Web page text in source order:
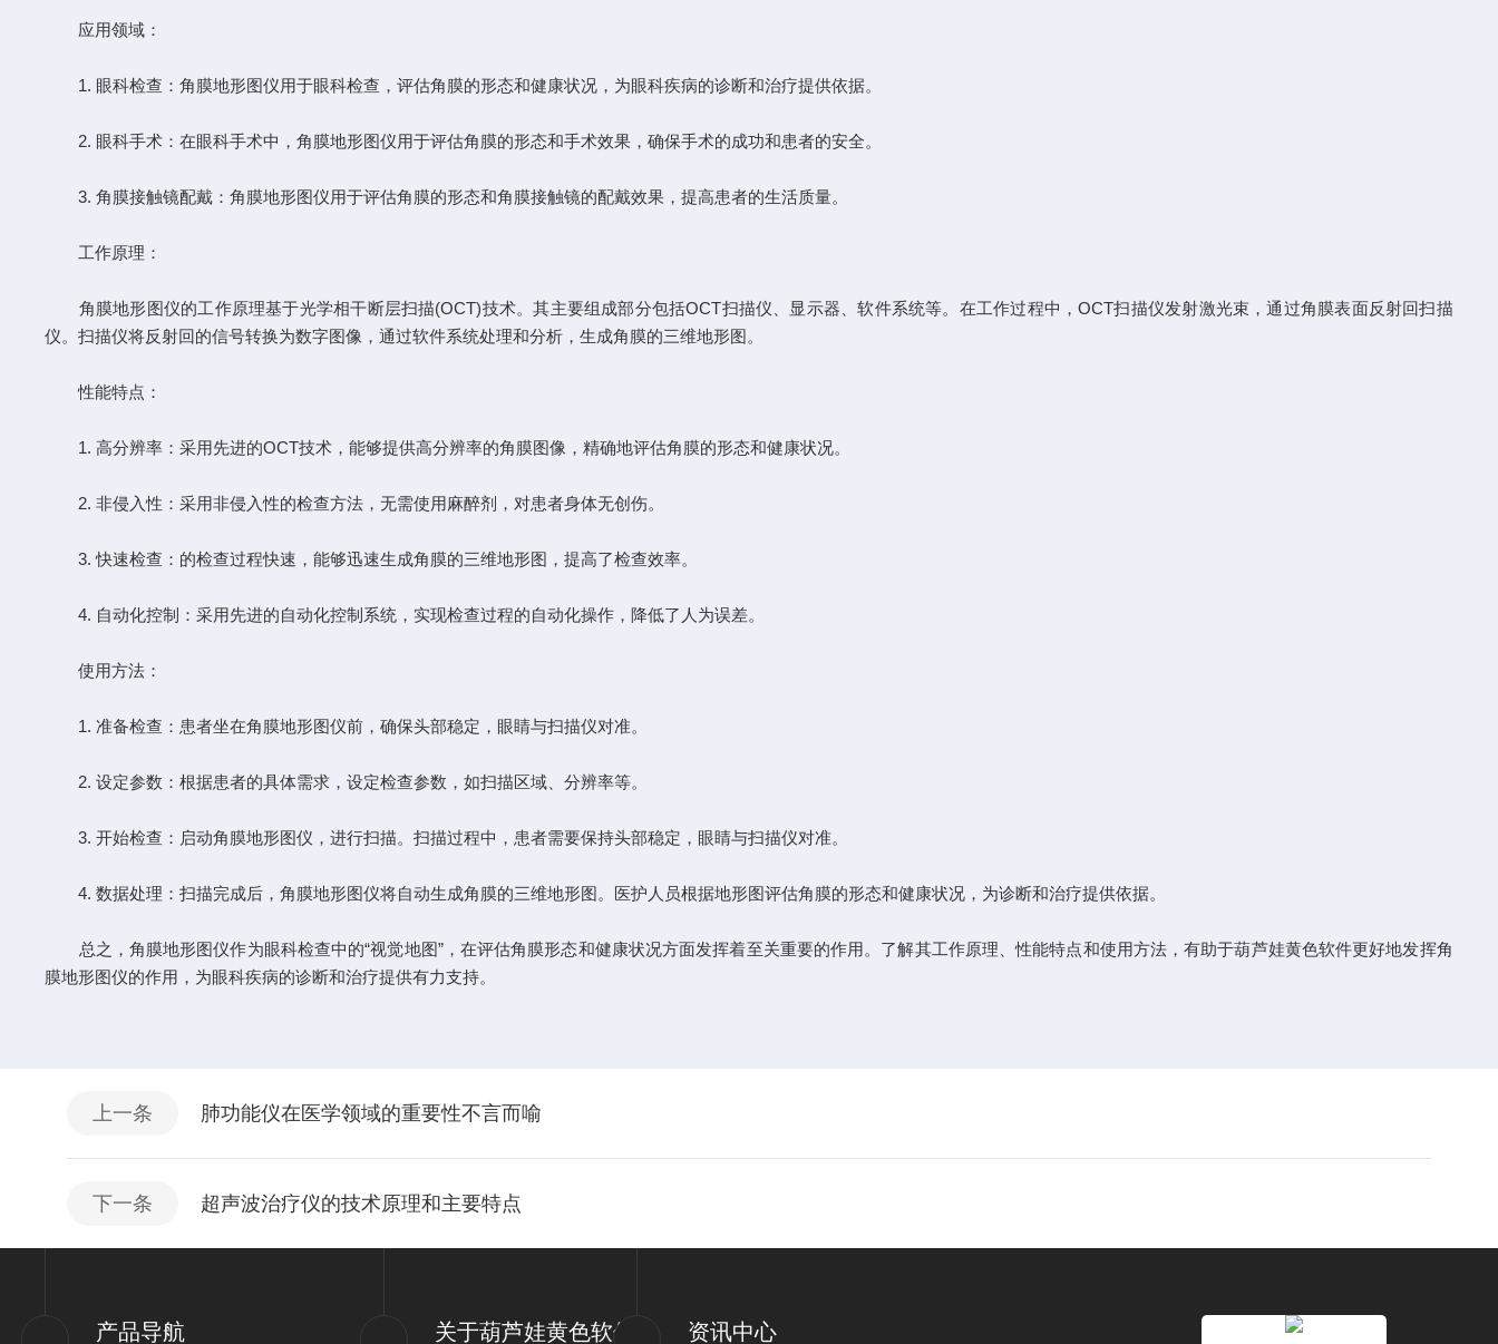
应用领域：
1. 眼科检查：角膜地形图仪用于眼科检查，评估角膜的形态和健康状况，为眼科疾病的诊断和治疗提供依据。
2. 眼科手术：在眼科手术中，角膜地形图仪用于评估角膜的形态和手术效果，确保手术的成功和患者的安全。
3. 角膜接触镜配戴：角膜地形图仪用于评估角膜的形态和角膜接触镜的配戴效果，提高患者的生活质量。
工作原理：
角膜地形图仪的工作原理基于光学相干断层扫描(OCT)技术。其主要组成部分包括OCT扫描仪、显示器、软件系统等。在工作过程中，OCT扫描仪发射激光束，通过角膜表面反射回扫描
仪。扫描仪将反射回的信号转换为数字图像，通过软件系统处理和分析，生成角膜的三维地形图。
性能特点：
1. 高分辨率：采用先进的OCT技术，能够提供高分辨率的角膜图像，精确地评估角膜的形态和健康状况。
2. 非侵入性：采用非侵入性的检查方法，无需使用麻醉剂，对患者身体无创伤。
3. 快速检查：的检查过程快速，能够迅速生成角膜的三维地形图，提高了检查效率。
4. 自动化控制：采用先进的自动化控制系统，实现检查过程的自动化操作，降低了人为误差。
使用方法：
1. 准备检查：患者坐在角膜地形图仪前，确保头部稳定，眼睛与扫描仪对准。
2. 设定参数：根据患者的具体需求，设定检查参数，如扫描区域、分辨率等。
3. 开始检查：启动角膜地形图仪，进行扫描。扫描过程中，患者需要保持头部稳定，眼睛与扫描仪对准。
4. 数据处理：扫描完成后，角膜地形图仪将自动生成角膜的三维地形图。医护人员根据地形图评估角膜的形态和健康状况，为诊断和治疗提供依据。
总之，角膜地形图仪作为眼科检查中的“视觉地图”，在评估角膜形态和健康状况方面发挥着至关重要的作用。了解其工作原理、性能特点和使用方法，有助于葫芦娃黄色软件更好地发挥角
膜地形图仪的作用，为眼科疾病的诊断和治疗提供有力支持。
上一条 肺功能仪在医学领域的重要性不言而喻
下一条 超声波治疗仪的技术原理和主要特点
产品导航 关于葫芦娃黄色软件 资讯中心